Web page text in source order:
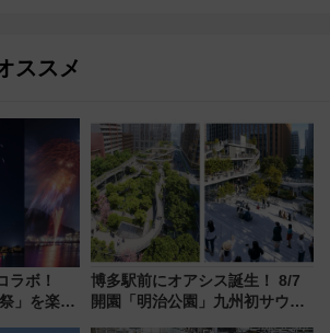
ススメ
ラボ！
」を楽し
博多駅前にオアシス誕生！ 8/7
開園「明治公園」九州初サウナ